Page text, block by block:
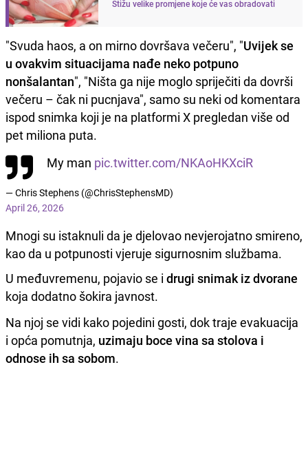
Stižu velike promjene koje će vas obradovati
"Svuda haos, a on mirno dovršava večeru", "Uvijek se
u ovakvim situacijama nađe neko potpuno
nonšalantan", "Ništa ga nije moglo spriječiti da dovrši
večeru – čak ni pucnjava", samo su neki od komentara
ispod snimka koji je na platformi X pregledan više od
pet miliona puta.
My man pic.twitter.com/NKAoHKXciR
— Chris Stephens (@ChrisStephensMD)
April 26, 2026
Mnogi su istaknuli da je djelovao nevjerojatno smireno,
kao da u potpunosti vjeruje sigurnosnim službama.
U međuvremenu, pojavio se i drugi snimak iz dvorane
koja dodatno šokira javnost.
Na njoj se vidi kako pojedini gosti, dok traje evakuacija
i opća pomutnja, uzimaju boce vina sa stolova i
odnose ih sa sobom.